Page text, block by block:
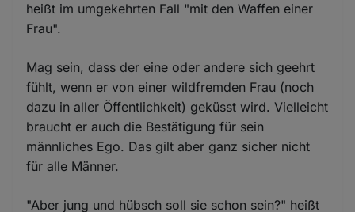
heißt im umgekehrten Fall "mit den Waffen einer
Frau".
Mag sein, dass der eine oder andere sich geehrt
fühlt, wenn er von einer wildfremden Frau (noch
dazu in aller Öffentlichkeit) geküsst wird. Vielleicht
braucht er auch die Bestätigung für sein
männliches Ego. Das gilt aber ganz sicher nicht
für alle Männer.
"Aber jung und hübsch soll sie schon sein?" heißt